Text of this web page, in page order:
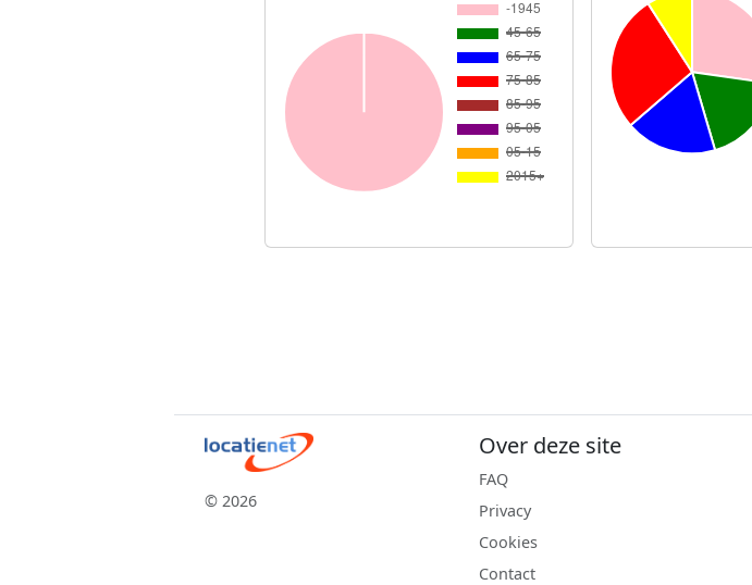
© 2026
Over deze site
FAQ
Privacy
Cookies
Contact